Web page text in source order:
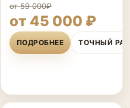
от 59 000₽
от 45 000 ₽
ПОДРОБНЕЕ ТОЧНЫЙ